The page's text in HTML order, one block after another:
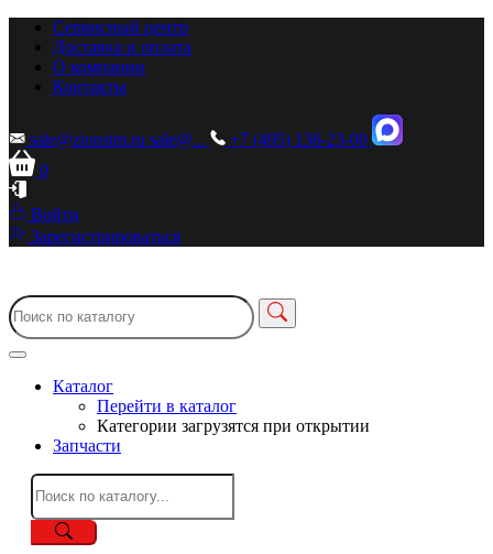
Сервисный центр
Доставка и оплата
О компании
Контакты
sale@zionstm.ru sale@...
+7 (495) 136-23-00
0
Войти
Зарегистрироваться
Каталог
Перейти в каталог
Категории загрузятся при открытии
Запчасти